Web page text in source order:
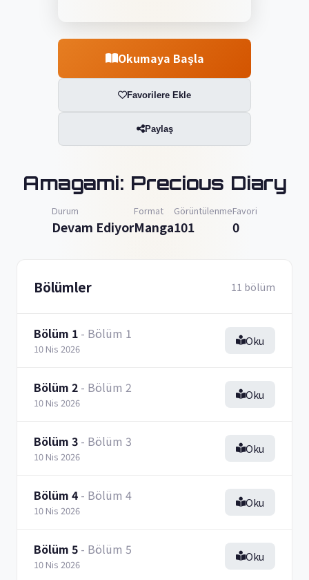
Okumaya Başla
Favorilere Ekle
Paylaş
Amagami: Precious Diary
Durum
Devam Ediyor
Format
Manga
Görüntülenme
101
Favori
0
Bölümler 11 bölüm
Bölüm 1 - Bölüm 1
10 Nis 2026
Oku
Bölüm 2 - Bölüm 2
10 Nis 2026
Oku
Bölüm 3 - Bölüm 3
10 Nis 2026
Oku
Bölüm 4 - Bölüm 4
10 Nis 2026
Oku
Bölüm 5 - Bölüm 5
10 Nis 2026
Oku